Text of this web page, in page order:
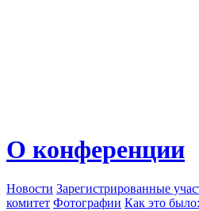
О конференции
Новости Зарегистрированные
комитет Фотографии Как это